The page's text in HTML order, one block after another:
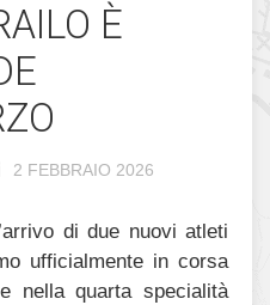
È
2 FEBBRAIO 2026
di due nuovi atleti
ufficialmente in corsa
nella quarta specialità